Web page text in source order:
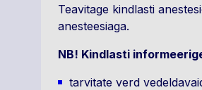
Teavitage kindlasti
anesteesiaga.
NB! Kindlasti
tarvitate verd